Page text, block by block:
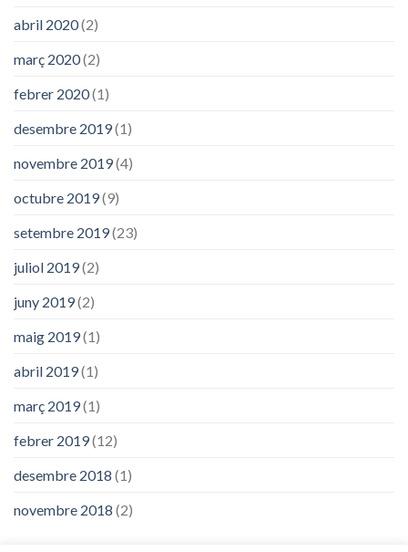
abril 2020(2)
març 2020(2)
febrer 2020(1)
desembre 2019(1)
novembre 2019(4)
octubre 2019(9)
setembre 2019(23)
juliol 2019(2)
juny 2019(2)
maig 2019(1)
abril 2019(1)
març 2019(1)
febrer 2019(12)
desembre 2018 (1)
novembre 2018 (2)